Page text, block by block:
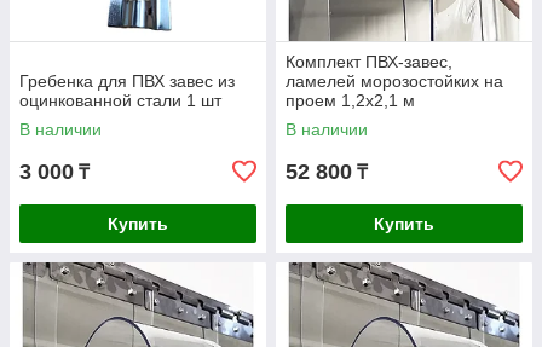
ы из ПВХ представляют собой наборы полос из
поливинилхлорида, которые закрепляются над дверными
проемами или под потолком. Они отгораживают
пространство или его часть и препятствуют току воздуха.
плотность, и они возвращаются на место под действием
собственного веса. Полосы расходятся, когда пропускают
объект, и быстро занимают прежнее положение. Это
Гребенка для ПВХ завес из
оцинкованной стали 1 шт
В наличии
3 000 ₸
Купить
Комплект ПВХ-завес,
ламелей морозостойких на
проем 1,2x2,1 м
В наличии
52 800 ₸
Купить